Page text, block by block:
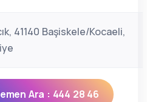
41140 Başiskele/Kocaeli,
Ara : 444 28 46